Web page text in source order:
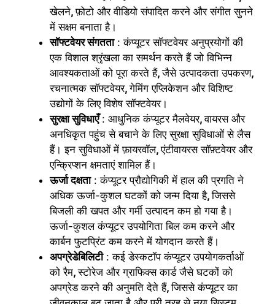
खेलने,फ़ोटो और वीडियो संपादित करने और संगीत सुनने
में सक्षम बनाता है।
सॉफ्टवेयर संगतता: कंप्यूटर सॉफ्टवेयर अनुप्रयोगों की
एक विशाल श्रृंखला का समर्थन करते हैं जो विभिन्न
आवश्यकताओं को पूरा करते हैं,जैसे उत्पादकता उपकरण,
रचनात्मक सॉफ्टवेयर,गेमिंग एप्लिकेशन और विशिष्ट
उद्योगों के लिए विशेष सॉफ्टवेयर।
सुरक्षा सुविधाएँ: आधुनिक कंप्यूटर मैलवेयर,वायरस और
अनधिकृत पहुंच से बचाने के लिए सुरक्षा सुविधाओं से लैस
हैं। इन सुविधाओं में फ़ायरवॉल,एंटीवायरस सॉफ़्टवेयर और
एन्क्रिप्शन क्षमताएं शामिल हैं।
ऊर्जा दक्षता: कंप्यूटर प्रौद्योगिकी में हाल की प्रगति ने
अधिक ऊर्जा-कुशल घटकों को जन्म दिया है,जिससे
बिजली की खपत और गर्मी उत्पादन कम हो गया है।
ऊर्जा-कुशल कंप्यूटर उपयोगिता बिल कम करने और
कार्बन फुटप्रिंट कम करने में योगदान करते हैं।
अपग्रेडेबिलिटी: कई डेस्कटॉप कंप्यूटर उपयोगकर्ताओं
को रैम,स्टोरेज और ग्राफिक्स कार्ड जैसे घटकों को
अपग्रेड करने की अनुमति देते हैं,जिससे कंप्यूटर का